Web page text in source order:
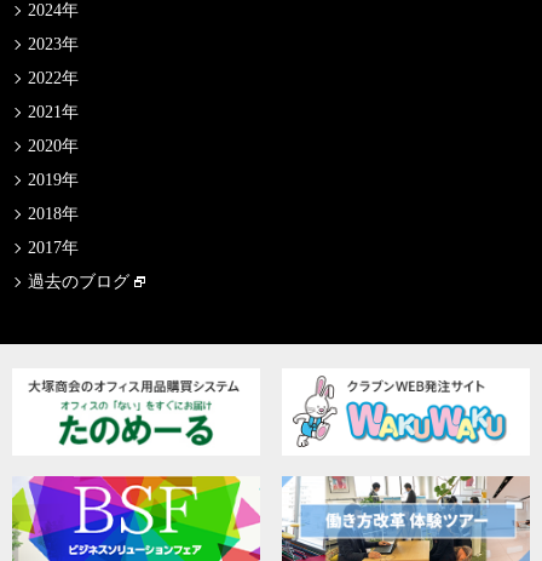
2024年
2023年
2022年
2021年
2020年
2019年
2018年
2017年
過去のブログ